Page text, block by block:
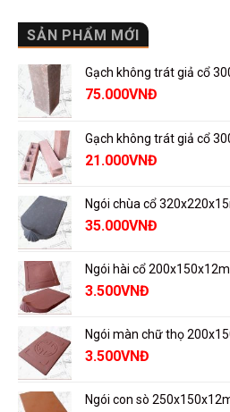
SẢN PHẨM MỚI
Gạch không trát giả cổ
75.000VNĐ
Gạch không trát giả cổ
21.000VNĐ
Ngói chùa cổ
35.000VNĐ
Ngói hài cổ
3.500VNĐ
Ngói màn chữ thọ
3.500VNĐ
Ngói con sò